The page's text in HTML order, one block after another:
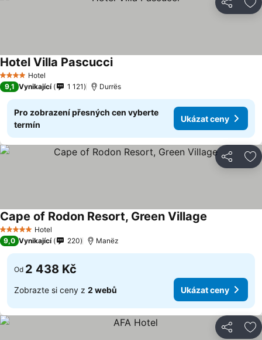
Sdílet
4 Počet hvězdiček
Hotel
Hotel Villa Pascucci
9,1 Vynikající 1 121 Durrës
Pro zobrazení přesných cen vyberte
termín
Ukázat ceny
Sdílet
5 Počet hvězdiček
Hotel
Cape of Rodon Resort, Green Village
9,0 Vynikající 220 Manëz
Od 2 438 Kč
Zobrazte si ceny z 2 webů Ukázat ceny
Sdílet